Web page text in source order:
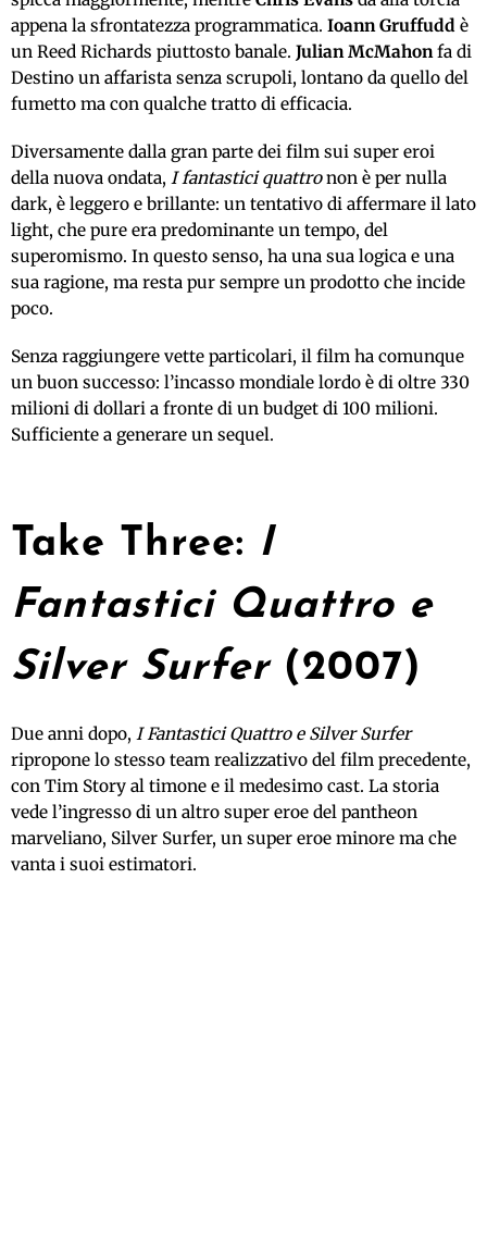
appena la sfrontatezza programmatica. Ioann Gruffudd è
un Reed Richards piuttosto banale. Julian McMahonfa di
Destino un affarista senza scrupoli, lontano da quello del
fumetto ma con qualche tratto di efficacia.
Diversamente dalla gran parte dei film sui super eroi
della nuova ondata, I fantastici quattronon è per nulla
dark, è leggero e brillante: un tentativo di affermare il lato
light, che pure era predominante un tempo, del
superomismo. In questo senso, ha una sua logica e una
sua ragione, ma resta pur sempre un prodotto che incide
poco.
Senza raggiungere vette particolari, il film ha comunque
un buon successo: l’incasso mondiale lordo è di oltre 330
milioni di dollari a fronte di un budget di 100 milioni.
Sufficiente a generare un sequel.
Take Three: I
Fantastici Quattro e
Silver Surfer (2007)
Due anni dopo, I Fantastici Quattro e Silver Surfer
ripropone lo stesso team realizzativo del film precedente,
con Tim Story al timone e il medesimo cast. La storia
vede l’ingresso di un altro super eroe del pantheon
marveliano, Silver Surfer, un super eroe minore ma che
vanta i suoi estimatori.